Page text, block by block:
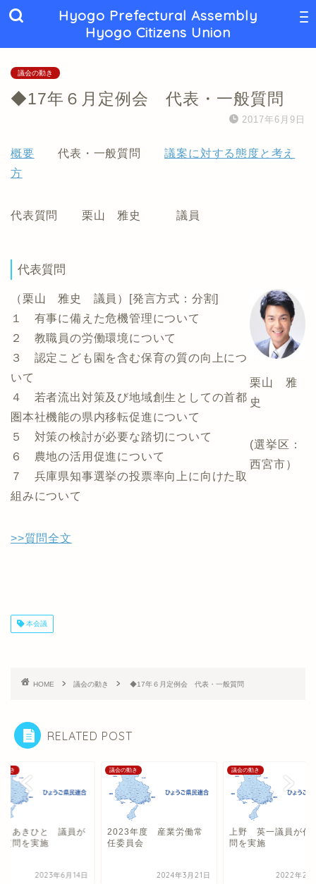
Hyogo Prefectural Assembly
Hyogo Citizens Union
議会の動き
◆17年６月定例会 代表・一般質問
2017年6月9日
概要 代表・一般質問議案に対する態度と考え
方
代表質問 栗山 雅史 議員
代表質問
（栗山 雅史 議員）[発言方式：分割]
１ 有事に備えた危機管理について
２ 教職員の労働環境について
３ 認定こども園を含む保育の質の向上につ
いて
４ 若者流出対策及び地域創生としての首都
圏本社機能の県内移転促進について
５ 対策の検討が必要な踏切について
６ 農地の活用促進について
７ 兵庫県知事選挙の投票率向上に向けた取
組みについて
>>質問全文
栗山 雅
史
(選挙区：
西宮市）
本会議
HOME 議会の動き ◆17年６月定例会 代表・一般質問
RELATED POST
動き
あきひと 議員が
質問を実施
2023年6月14日
議会の動き
2023年度 産業労働常
任委員会
2024年3月21日
議会の動き
上野 英一議員が代
問を実施
2022年2